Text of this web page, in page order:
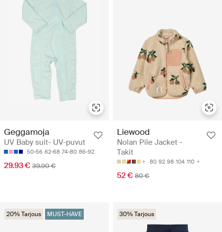
Geggamoja
UV Baby suit- UV-puvut
50-56 62-68 74-80 86-92
29.93 € 39.90 €
Liewood
Nolan Pile Jacket -
Takit
80 92 98 104 110
52 € 80 €
20% Tarjous MUST-HAVE 30% Tarjous